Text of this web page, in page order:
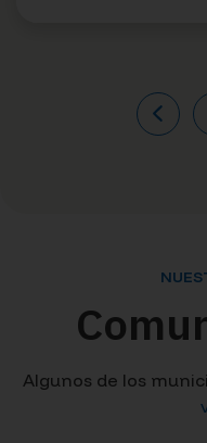
arrow_outward
Algunos de los